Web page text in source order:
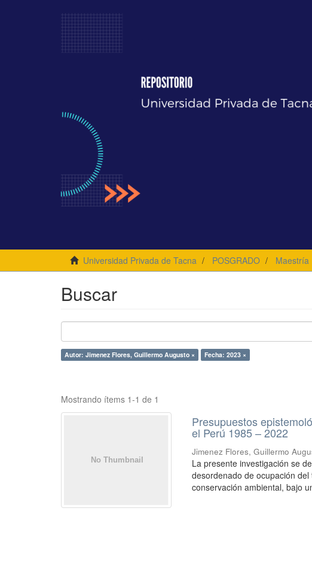
Universidad Privada de Tacna POSGRADO Maestría
Buscar
Autor: Jimenez Flores, Guillermo Augusto × Fecha: 2023 ×
Mostrando ítems 1-1 de 1
Presupuestos
el Perú 1985 – 2022
Jimenez Flores, Guillermo
La presente investigación se
desordenado de ocupación
conservación ambiental, bajo